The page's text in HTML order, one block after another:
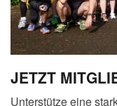
JETZT
Unterstütze eine